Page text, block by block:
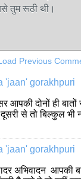
तुम रूठी थी।
Previous
'jaan' gorakhpuri
आपकी दोनों ही
से तो बिल्कुल भी
'jaan' gorakhpuri
अभिवादन आपकी